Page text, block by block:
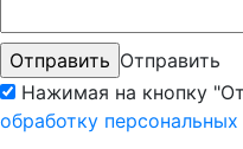
Отправить
Нажимая на кнопку
обработку